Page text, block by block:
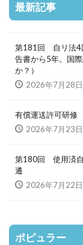
最新記事
第181回 自リ法4
告書から5年。国
か？）
2026年7月28日
有償運送許可研
2026年7月23日
第180回 使用済自
遷
2026年7月22日
ポピュラー